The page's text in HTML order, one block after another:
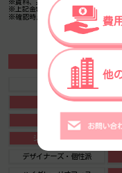
※上記金額は募集条件です。条件交
※確認時点での情報のため、リアル
1棟貸可能
大型駐車場
貸会議室
シャワートイレ
デザイナーズ・個性派